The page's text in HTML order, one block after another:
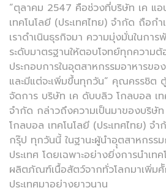
“ตุลาคม 2547 คือช่วงที่บริษัท เค แ
เทคโนโลยี (ประเทศไทย) จำกัด ถือก
เราดำเนินธุรกิจมา ความมุ่งมั่นในก
ระดับมาตรฐานให้ตอบโจทย์ทุกความ
ประกอบการในอุตสาหกรรมอาหารขอ
และมีแต่จะเพิ่มขึ้นทุกวัน” คุณครรชิต
จัดการ บริษัท เค ดับบลิว โกลบอล เท
จำกัด กล่าวถึงความเป็นมาของบริษั
โกลบอล เทคโนโลยี (ประเทศไทย) จ
กรุ๊ป ทุกวันนี้ ในฐานะผู้นำอุุตสาหกรร
ประเทศ โดยเฉพาะอย่างยิ่งการนำเท
ผลิตภัณฑ์เนื้อสัตว์จากทั่วโลกมาเพิ่ม
ประเทศมาอย่างยาวนาน